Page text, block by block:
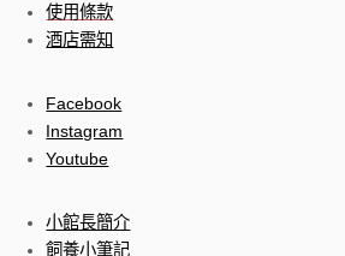
使用條款
酒店需知
Facebook
Instagram
Youtube
小館長簡介
飼養小筆記